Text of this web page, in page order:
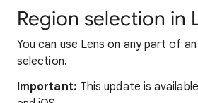
Region selection in
You can use Lens on any part of
selection.
Important: This update is